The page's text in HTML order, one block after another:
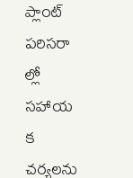
ప్లాంట్
పరిసరా
ల్లో
సహాయ
క
చర్యలను